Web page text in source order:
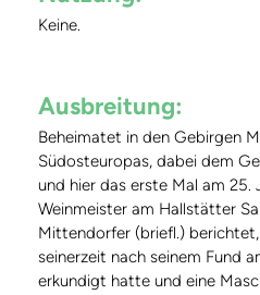
Keine.
Ausbreitung:
Beheimatet in den Gebirgen
Südosteuropas, dabei dem
und hier das erste Mal am 25.
Weinmeister am Hallstätter
Mittendorfer (briefl.)
seinerzeit nach seinem Fund
erkundigt hatte und eine